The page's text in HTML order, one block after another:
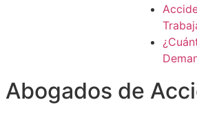
Abogados de